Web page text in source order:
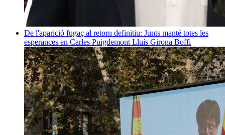
De l'aparició fugaç al retorn definitiu: Junts manté totes les
esperances en Carles Puigdemont Lluís Girona Boffi